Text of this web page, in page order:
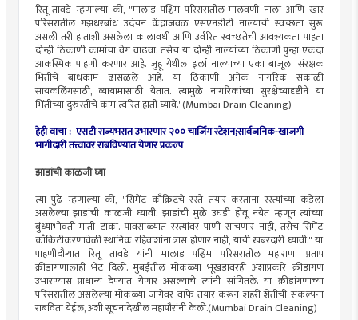
रितू तावडे म्हणाल्या की, "मालाड पश्चिम परिसरातील मालवणी नाला आणि खार
परिसरातील गझधरबांध उदंचन केंद्राजवळ एसएनडीटी नाल्याची स्वच्छता सुरू
असली तरी हाताशी असलेला कालावधी आणि उर्वरित स्वच्छतेची आवश्यकता पाहता
दोन्ही ठिकाणी कामांचा वेग वाढवा. तसेच या दोन्ही नाल्यांच्या ठिकाणी पुन्हा एकदा
आकस्मिक पाहणी करणार आहे. जुहू येथील इर्ला नाल्याच्या एका बाजूला संरक्षक
भिंतीचे बांधकाम ढासळले आहे. या ठिकाणी अनेक नागरिक सकाळी
सायकलिंगसाठी, व्यायामासाठी येतात. त्यामुळे नागरिकांच्या सुरक्षेच्यादृष्टीने या
भिंतीच्या दुरुस्तीचे काम त्वरित हाती घ्यावे."(Mumbai Drain Cleaning)
हेही वाचा : एसटी राज्यभरात उभारणार २०० चार्जिंग स्टेशन;सार्वजनिक-खाजगी
भागीदारी तत्त्वावर राबविण्यात येणार प्रकल्प
झाडांची काळजी घ्या
त्या पुढे म्हणाल्या की, "सिमेंट काँक्रिटचे रस्ते तयार करताना रस्त्यांच्या कडेला
असलेल्या झाडांची काळजी घ्यावी. झाडांची मुळे उघडी होवू नयेत म्हणून त्यांच्या
बुंध्याभोवती माती टाका. पावसाळ्यात रस्त्यांवर पाणी साचणार नाही, तसेच सिमेंट
काँक्रिटीकरणावेळी स्थानिक रहिवाशांना त्रास होणार नाही, याची खबरदारी घ्यावी." या
पाहणीदौऱ्यात रितू तावडे यांनी मालाड पश्चिम परिसरातील महाराणा प्रताप
क्रीडांगणालाही भेट दिली. मुंबईतील मोकळ्या भूखंडांवरही अशाप्रकारे क्रीडांगण
उभारण्यास प्राधान्य देण्यात येणार असल्याचे त्यांनी सांगितले. या क्रीडांगणाच्या
परिसरातील असलेल्या मोकळ्या जागेवर वाफे तयार करून शहरी शेतीची संकल्पना
राबविता येईल, अशी सूचनादेखील महापौरांनी केली.(Mumbai Drain Cleaning)